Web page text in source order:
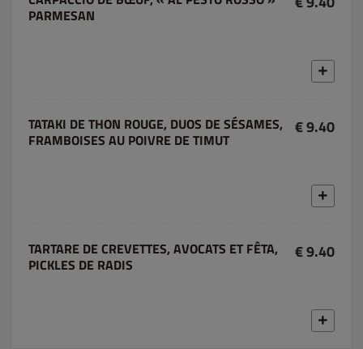
PARMESAN
TATAKI DE THON ROUGE, DUOS DE SÉSAMES,
FRAMBOISES AU POIVRE DE TIMUT
€ 9.40
TARTARE DE CREVETTES, AVOCATS ET FÊTA,
PICKLES DE RADIS
€ 9.40